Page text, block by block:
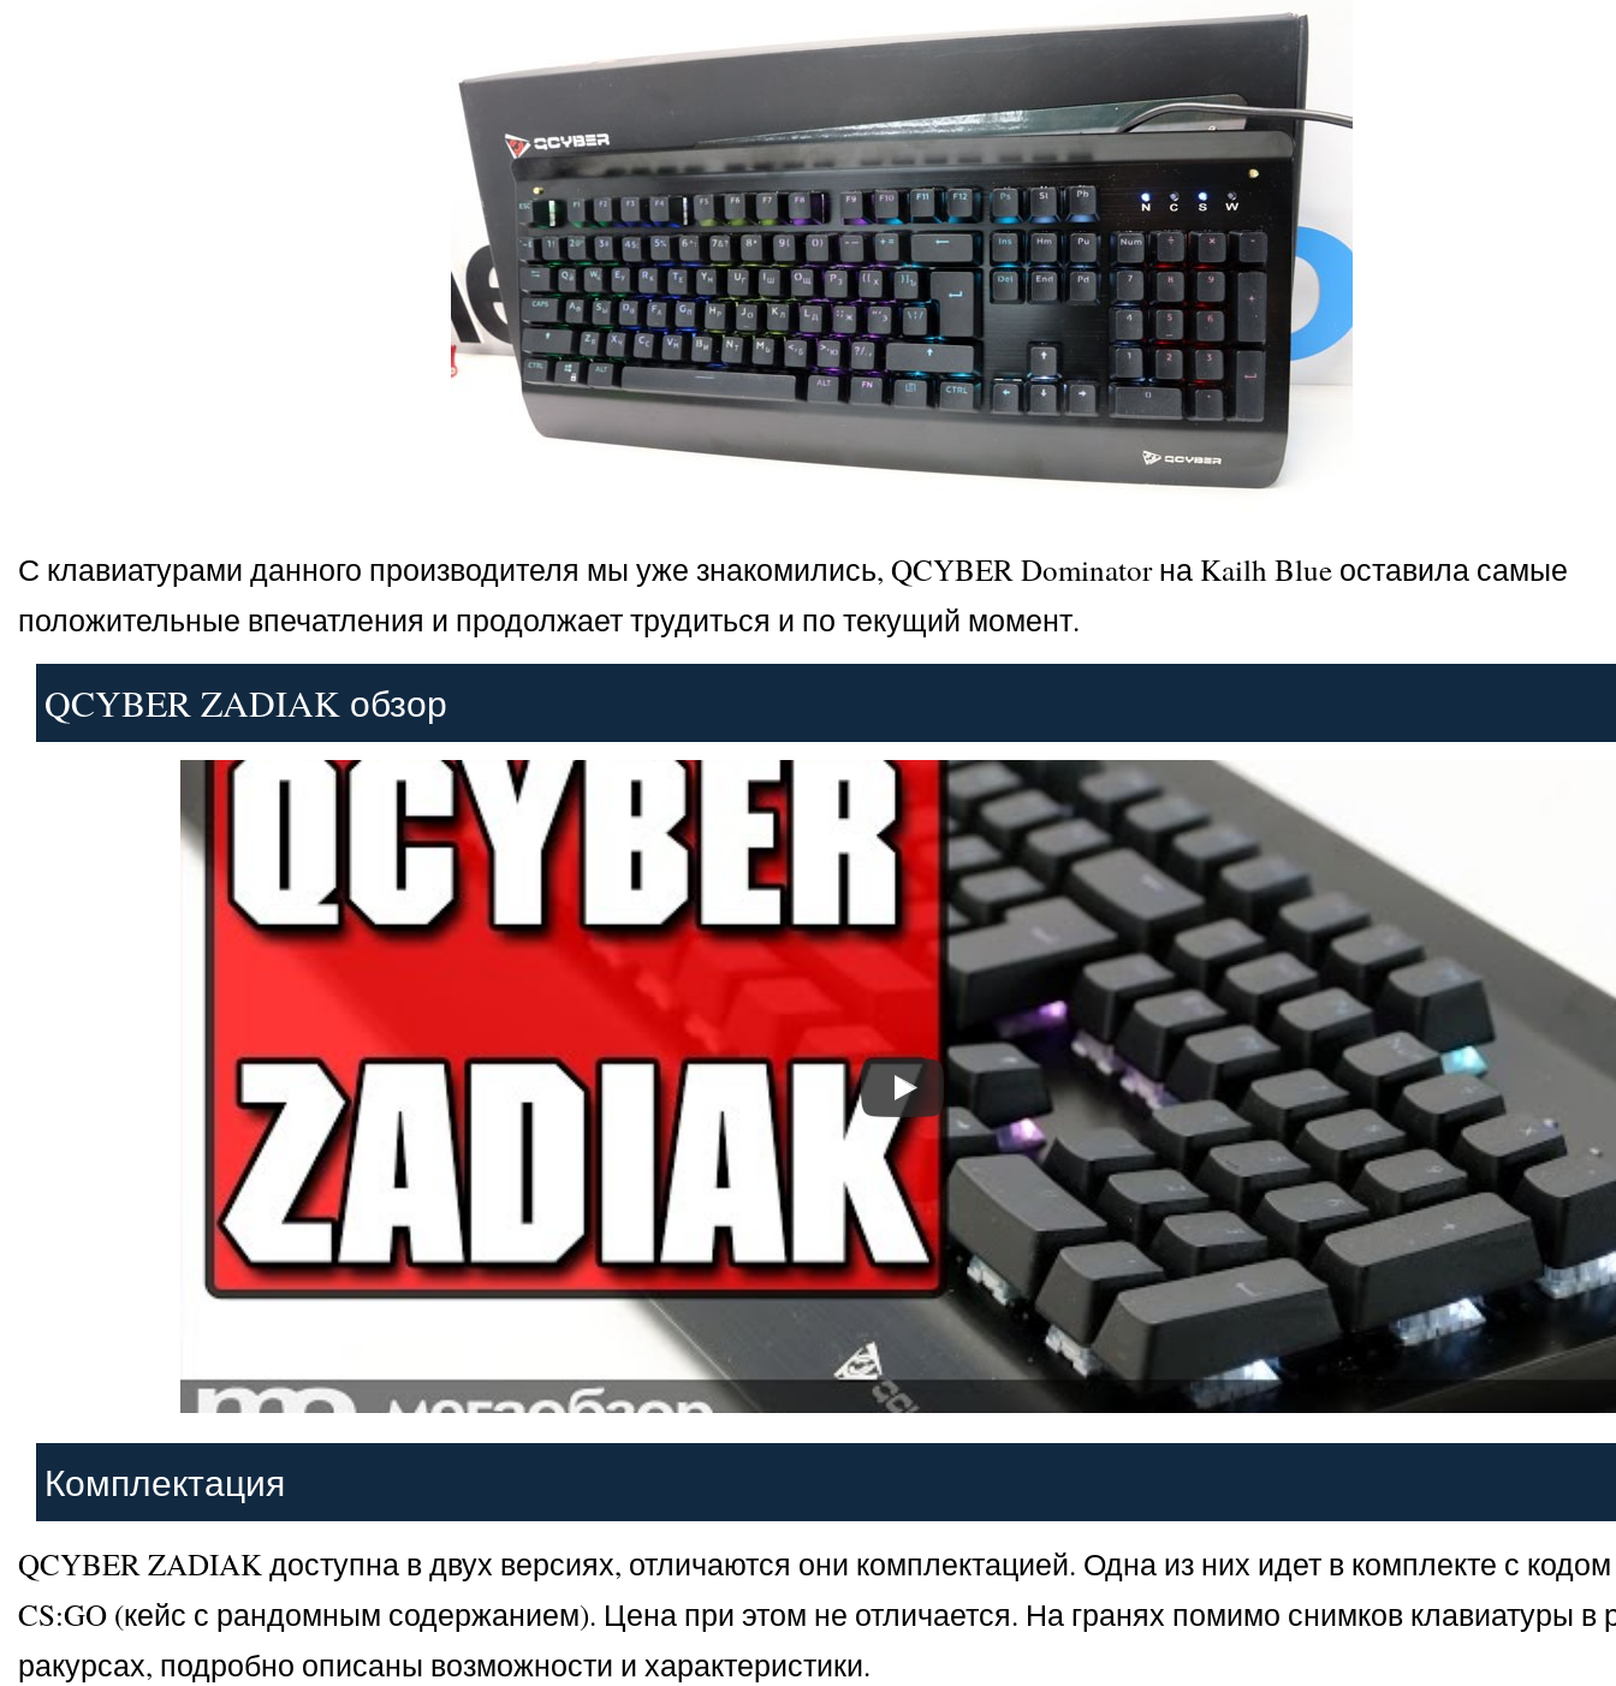
С клавиатурами данного производителя мы уже знакомились, QCYBER Dominator на Kailh Blue оставила самые
положительные впечатления и продолжает трудиться и по текущий момент.
QCYBER ZADIAK обзор
Комплектация
QCYBER ZADIAK доступна в двух версиях, отличаются они комплектацией. Одна из них идет в комплекте с кодом
CS:GO (кейс с рандомным содержанием). Цена при этом не отличается. На гранях помимо снимков клавиатуры в
ракурсах, подробно описаны возможности и характеристики.